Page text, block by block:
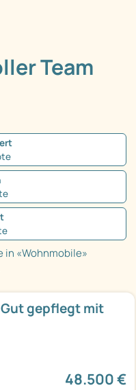
Team
in «Wohnmobile»
Gut gepflegt mit
48.500 €